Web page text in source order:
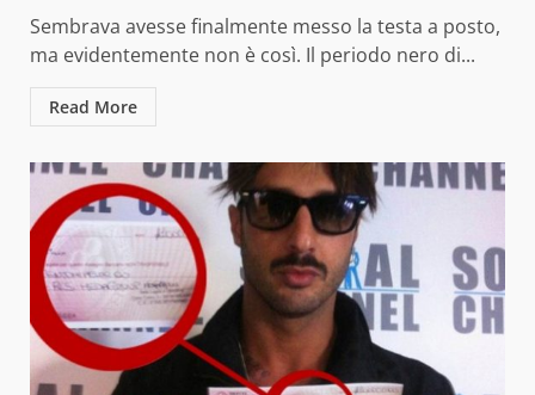
Sembrava avesse finalmente messo la testa a posto,
ma evidentemente non è così. Il periodo nero di...
Read More